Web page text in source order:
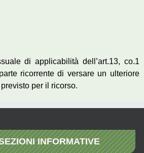
di applicabilità dell’art.13, co.1
ricorrente di versare un ulteriore
per il ricorso.
INFORMATIVE